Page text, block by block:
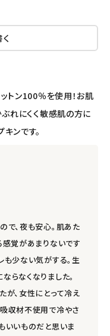
トン100％を使用！お肌
ぶれにくく敏感肌の方に
ンです。
で、夜も安心。肌あた
感覚があまりないです
も少ない気がする。生
らなくなりました。
が、女性にとって冷え
収材不使用で冷やさ
いいものだと思いま